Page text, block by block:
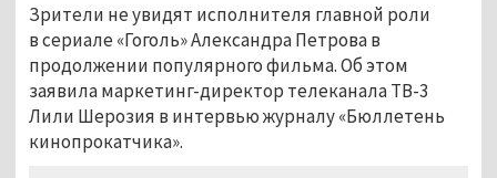
Зрители не увидят исполнителя главной роли
в сериале «Гоголь» Александра Петрова в
продолжении популярного фильма. Об этом
заявила маркетинг-директор телеканала ТВ-3
Лили Шерозия в интервью журналу «Бюллетень
кинопрокатчика».